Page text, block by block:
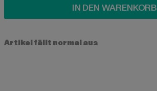
IN DEN WARENKORB
Artikel fällt normal aus